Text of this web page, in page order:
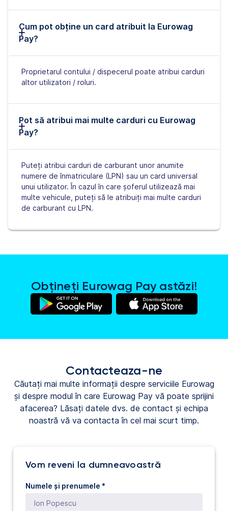
Cum pot obține un card atribuit la Eurowag
Pay?
Proprietarul contului / dispecerul poate atribui carduri
altor utilizatori / roluri.
Pot să atribui mai multe carduri cu Eurowag
Pay?
Puteți atribui carduri de carburant unor anumite
numere de înmatriculare (LPN) sau un card universal
unui utilizator. În cazul în care șoferul utilizează mai
multe vehicule, puteți să le atribuiți mai multe carduri
de carburant cu LPN.
Obțineți Eurowag Pay astăzi!
nouă)
filă
nouă)
Contacteaza-ne
Căutați mai multe informații despre serviciile Eurowag
și despre modul în care Eurowag Pay vă poate sprijini
afacerea? Lăsați datele dvs. de contact și echipa
noastră vă va contacta în cel mai scurt timp.
Vom reveni la dumneavoastră
Numele și prenumele *